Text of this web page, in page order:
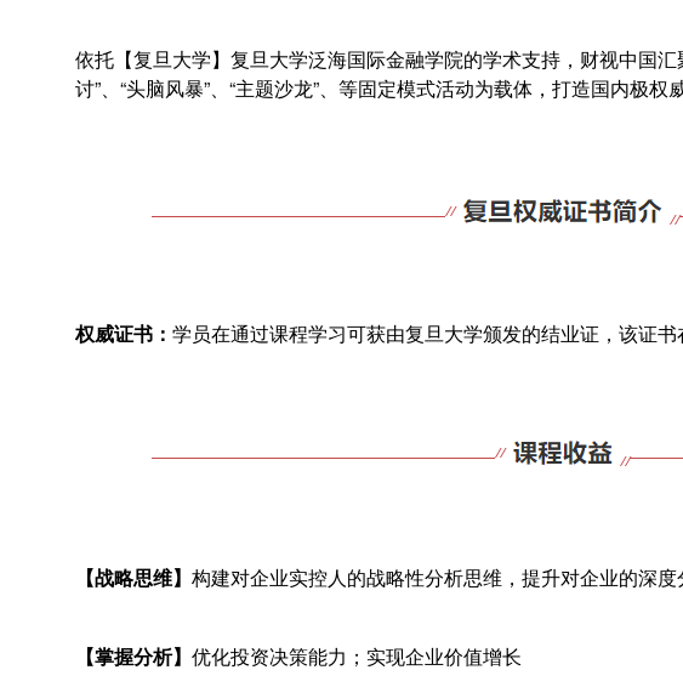
依托【复旦大学】 复旦大学泛海国际金融学院的学术支持，财视中国汇
讨”、“头脑风暴”、“主题沙龙”、等固定模式活动为载体，打造国内极权
权威证书： 学员在通过课程学习可获由复旦大学颁发的结业证， 该证书
【战略思维】 构建对企业实控人的战略性分析思维，提升对企业的深度
【掌握分析】 优化投资决策能力；实现企业价值增长